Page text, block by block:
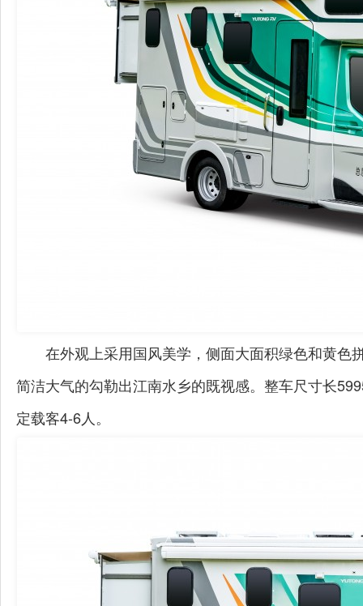
在外观上采用国风美学，侧面大面积绿色和黄色
简洁大气的勾勒出江南水乡的既视感。 整车尺寸长
定载客4-6人。
骏驰大通V80 拓锐斯特新